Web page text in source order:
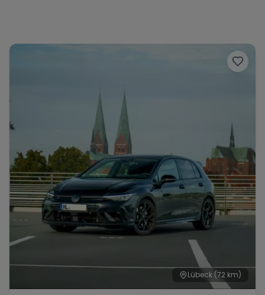
Chevrolet
Bentley Rolls Royce Aston Martin
Bugatti Lotus Maserati
Lübeck (72 km)